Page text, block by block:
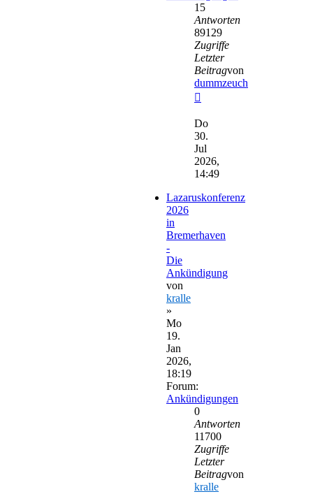
15
Antworten
89129
Zugriffe
Letzter
Beitragvon
dummzeuch
Beitrag
Do
30.
Jul
2026,
14:49
Lazaruskonferenz
2026
in
Bremerhaven
-
Die
Ankündigung
von
kralle
»
Mo
19.
Jan
2026,
18:19
Forum:
Ankündigungen
0
Antworten
11700
Zugriffe
Letzter
Beitragvon
kralle